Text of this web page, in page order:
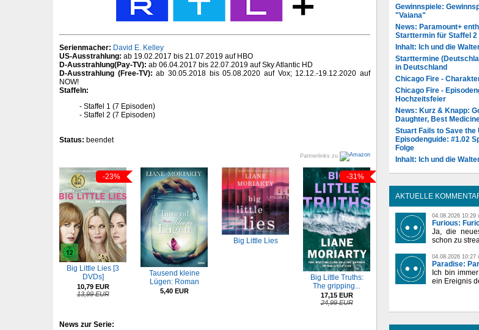
Serienmacher: David E. Kelley
US-Ausstrahlung: ab 19.02.2017 bis 21.07.2019 auf HBO
D-Ausstrahlung(Pay-TV): ab 06.04.2017 bis 22.07.2019 auf Sky Atlantic HD
D-Ausstrahlung (Free-TV): ab 30.05.2018 bis 05.08.2020 auf Vox; 12.12.-19.12.2020 auf
NOW!
Staffeln:
Staffel 1 (7 Episoden)
Staffel 2 (7 Episoden)
Status: beendet
Partnerlinks zu
-23%
Big Little Lies [3
DVDs]
10,79 EUR
13,99 EUR
Tausend kleine
Lügen: Roman
5,40 EUR
Big Little Lies
-31%
Big Little Truths:
The gripping...
17,15 EUR
24,99 EUR
News zur Serie:
Gewinnspiele:
"Vaiana"
News: Paramount+
Starttermin für Staffel 2
Inhalt: Ich und die
Starttermine
in Deutschland
Chicago Fire -
Chicago Fire -
Hochzeitsfeier
News: Kurz & Knapp:
Daughter, Best
Stuart Fails to Save the
Episodenguide: #1.02
Folge
Inhalt: Ich und die
AKTUELLE
04.08.2026 10:29
Furious:
Ja, die
schon zu
04.08.2026 10:27
Paradise:
Ich bin
ein Ereignis